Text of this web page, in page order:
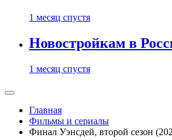
1 месяц спустя
Новостройкам в
1 месяц спустя
Главная
Фильмы и сериалы
Финал Уэнсдей, второй сезон